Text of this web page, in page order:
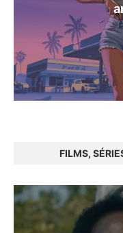
FILMS,